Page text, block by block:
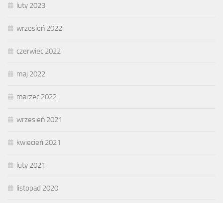
luty 2023
wrzesień 2022
czerwiec 2022
maj 2022
marzec 2022
wrzesień 2021
kwiecień 2021
luty 2021
listopad 2020